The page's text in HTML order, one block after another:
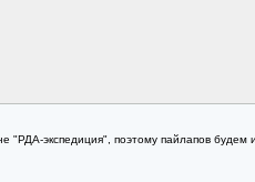
"РДА-экспедиция", поэтому пайлапов